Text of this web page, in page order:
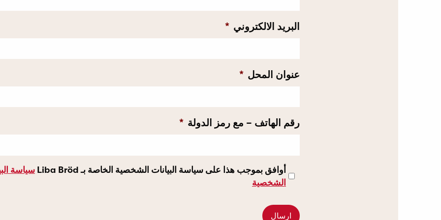
البريد الالكتروني *
عنوان المحل *
رقم الهاتف – مع رمز الدولة *
أوافق بموجب هذا على سياسة البيانات الشخصية الخاصة بـ Liba Bröd
سياسة
الشخصية